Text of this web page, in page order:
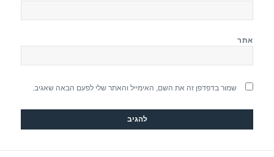
אתר
שמור בדפדפן זה את השם, האימייל והאתר שלי לפעם הבאה שאגיב.